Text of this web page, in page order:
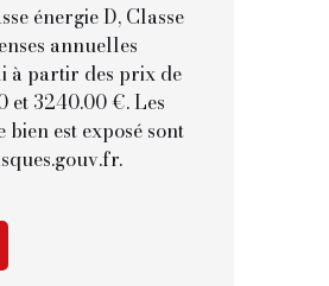
énergie D, Classe
annuelles
à partir des prix de
et 3240.00 €. Les
est exposé sont